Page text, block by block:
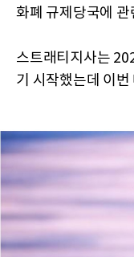
화폐 규제당국에
스트래티지사는
기 시작했는데 이